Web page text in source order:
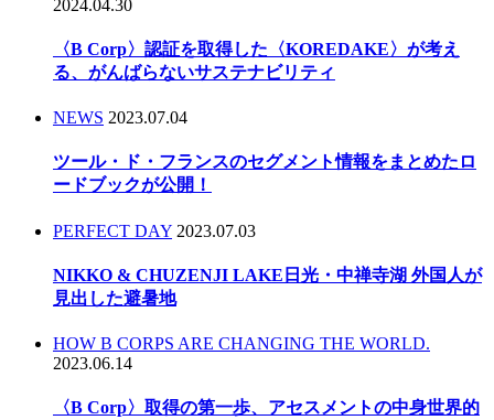
2024.04.30
〈B Corp〉認証を取得した〈KOREDAKE〉が考え
る、がんばらないサステナビリティ
NEWS 2023.07.04
ツール・ド・フランスのセグメント情報をまとめたロ
ードブックが公開！
PERFECT DAY 2023.07.03
NIKKO & CHUZENJI LAKE日光・中禅寺湖 外国人が
見出した避暑地
HOW B CORPS ARE CHANGING THE WORLD.
2023.06.14
〈B Corp〉取得の第一歩、アセスメントの中身世界的